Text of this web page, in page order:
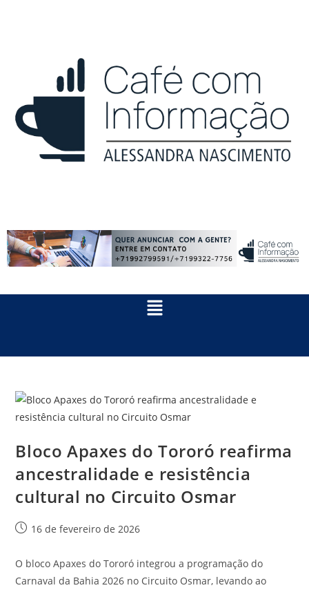
Bloco Apaxes do Tororó reafirma
ancestralidade e resistência
cultural no Circuito Osmar
16 de fevereiro de 2026
O bloco Apaxes do Tororó integrou a programação do
Carnaval da Bahia 2026 no Circuito Osmar, levando ao